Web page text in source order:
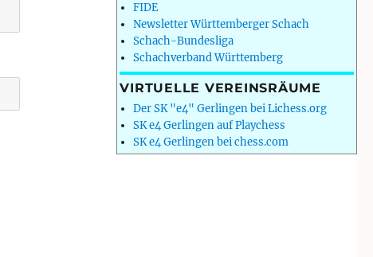
FIDE
Newsletter Württemberger Schach
Schach-Bundesliga
Schachverband Württemberg
VIRTUELLE VEREINSRÄUME
Der SK "e4" Gerlingen bei Lichess.org
SK e4 Gerlingen auf Playchess
SK e4 Gerlingen bei chess.com